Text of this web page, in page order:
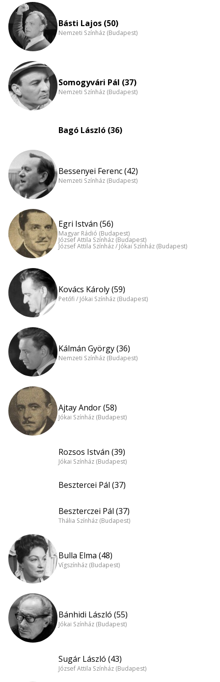
Básti Lajos (50)
Nemzeti Színház (Budapest)
Somogyvári Pál (37)
Nemzeti Színház (Budapest)
Bagó László (36)
Bessenyei Ferenc (42)
Nemzeti Színház (Budapest)
Egri István (56)
Magyar Rádió (Budapest)
József Attila Színház (Budapest)
József Attila Színház / Jókai Színház (Budapest)
Kovács Károly (59)
Petőfi / Jókai Színház (Budapest)
Kálmán György (36)
Nemzeti Színház (Budapest)
Ajtay Andor (58)
Jókai Színház (Budapest)
Rozsos István (39)
Jókai Színház (Budapest)
Besztercei Pál (37)
Beszterczei Pál (37)
Thália Színház (Budapest)
Bulla Elma (48)
Vígszínház (Budapest)
Bánhidi László (55)
Jókai Színház (Budapest)
Sugár László (43)
József Attila Színház (Budapest)